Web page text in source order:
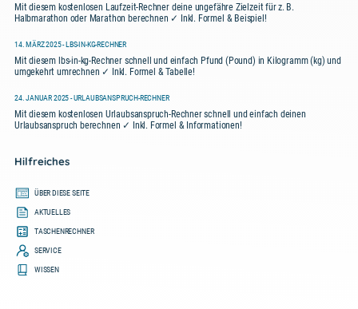
Mit diesem kostenlosen Laufzeit-Rechner deine ungefähre Zielzeit für z. B.
Halbmarathon oder Marathon berechnen ✓ Inkl. Formel & Beispiel!
14. MÄRZ 2025 - LBS-IN-KG-RECHNER
Mit diesem lbs-in-kg-Rechner schnell und einfach Pfund (Pound) in Kilogramm (kg) und
umgekehrt umrechnen ✓ Inkl. Formel & Tabelle!
24. JANUAR 2025 - URLAUBSANSPRUCH-RECHNER
Mit diesem kostenlosen Urlaubsanspruch-Rechner schnell und einfach deinen
Urlaubsanspruch berechnen ✓ Inkl. Formel & Informationen!
Hilfreiches
ÜBER DIESE SEITE
AKTUELLES
TASCHENRECHNER
SERVICE
WISSEN